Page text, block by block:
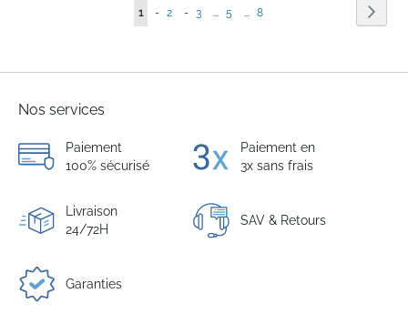
Vous
1 - Page
2 - Page
3 ... 5 ... Page
8
Nos services
Paiement
100% sécurisé
Paiement en
3x sans frais
Livraison
24/72H
SAV & Retours
Garanties